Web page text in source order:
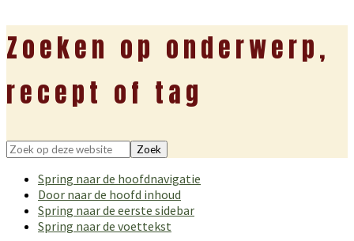
Zoeken op onderwerp,
recept of tag
Zoek
deze
website
Spring naar de hoofdnavigatie
Door naar de hoofd inhoud
Spring naar de eerste sidebar
Spring naar de voettekst